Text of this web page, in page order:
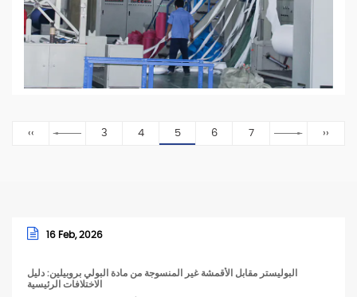
‹‹ 3 4 5 6 7 ››
16 Feb, 2026
البوليستر مقابل الأقمشة غير المنسوجة من مادة البولي بروبيلين: دليل
الاختلافات الرئيسية